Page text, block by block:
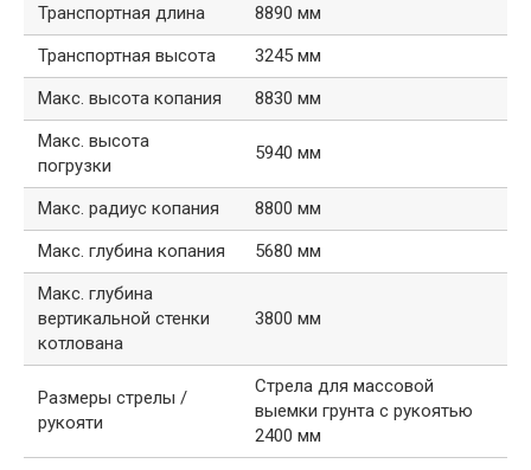
Транспортная длина
8890 мм
Транспортная высота
3245 мм
Макс. высота копания
8830 мм
Макс. высота
погрузки
5940 мм
Макс. радиус копания
8800 мм
Макс. глубина копания
5680 мм
Макс. глубина
вертикальной стенки
котлована
3800 мм
Размеры стрелы /
рукояти
Стрела для массовой
выемки грунта с рукоятью
2400 мм